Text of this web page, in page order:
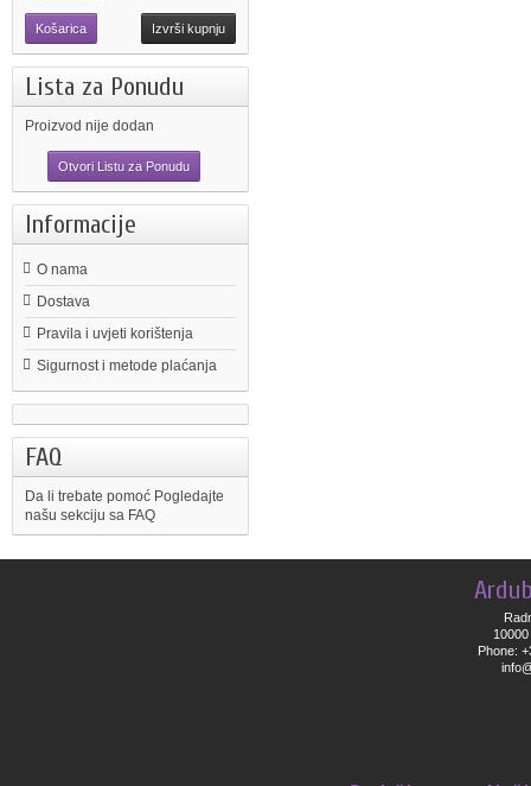
Košarica Izvrši kupnju
Lista za Ponudu
Proizvod nije dodan
Otvori Listu za Ponudu
Informacije
O nama
Dostava
Pravila i uvjeti korištenja
Sigurnost i metode plaćanja
FAQ
Da li trebate pomoć Pogledajte
našu sekciju sa FAQ
Phone: